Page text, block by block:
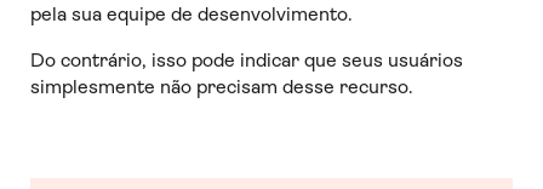
pela sua equipe de desenvolvimento.
Do contrário, isso pode indicar que seus usuários
simplesmente não precisam desse recurso.